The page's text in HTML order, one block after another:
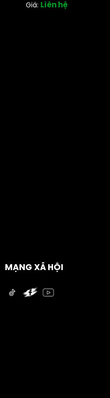
Giá: Liên hệ
MẠNG XÃ HỘI